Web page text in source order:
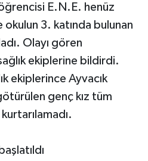
E.N.E. henüz
3. katında bulunan
Olayı gören
ekiplerine bildirdi.
ekiplerince Ayvacık
genç kız tüm